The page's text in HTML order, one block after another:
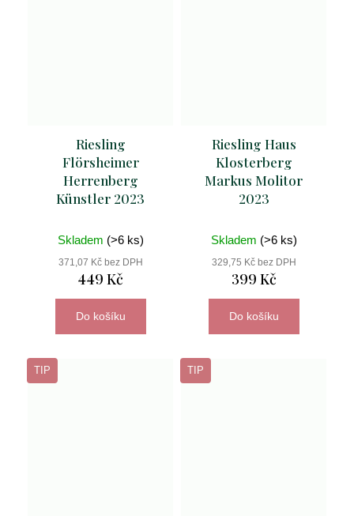
Riesling
Flörsheimer
Herrenberg
Künstler 2023
Skladem (>6 ks)
371,07 Kč bez DPH
449 Kč
Do košíku
Riesling Haus
Klosterberg
Markus Molitor
2023
Skladem (>6 ks)
329,75 Kč bez DPH
399 Kč
Do košíku
TIP TIP